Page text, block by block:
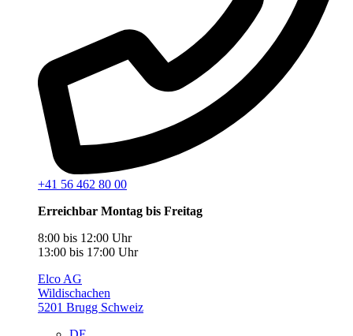
+41 56 462 80 00
Erreichbar Montag bis Freitag
8:00 bis 12:00 Uhr
13:00 bis 17:00 Uhr
Elco AG
Wildischachen
5201 Brugg Schweiz